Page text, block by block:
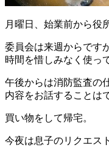
月曜日、始業前から役
委員会は来週からです
時間を惜しみなく使っ
午後からは消防監査の
内容をお話することは
買い物をして帰宅。
今夜は息子のリクエス